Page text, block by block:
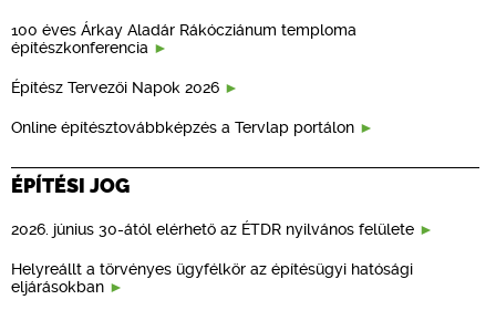
100 éves Árkay Aladár Rákócziánum temploma
építészkonferencia
Építész Tervezői Napok 2026
Online építésztovábbképzés a Tervlap portálon
ÉPÍTÉSI JOG
2026. június 30-ától elérhető az ÉTDR nyilvános felülete
Helyreállt a törvényes ügyfélkör az építésügyi hatósági
eljárásokban